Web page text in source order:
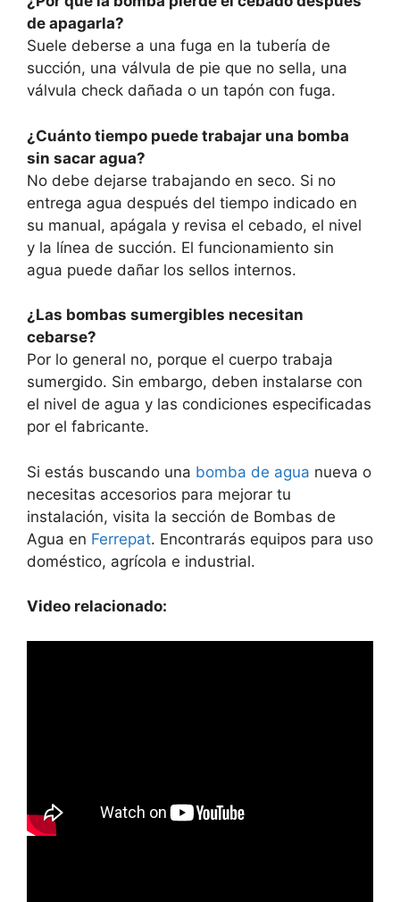
de apagarla?
Suele deberse a una fuga en la tubería de
succión, una válvula de pie que no sella, una
válvula check dañada o un tapón con fuga.
¿Cuánto tiempo puede trabajar una bomba
sin sacar agua?
No debe dejarse trabajando en seco. Si no
entrega agua después del tiempo indicado en
su manual, apágala y revisa el cebado, el nivel
y la línea de succión. El funcionamiento sin
agua puede dañar los sellos internos.
¿Las bombas sumergibles necesitan
cebarse?
Por lo general no, porque el cuerpo trabaja
sumergido. Sin embargo, deben instalarse con
el nivel de agua y las condiciones especificadas
por el fabricante.
Si estás buscando una bomba de agua nueva o
necesitas accesorios para mejorar tu
instalación, visita la sección de Bombas de
Agua en Ferrepat. Encontrarás equipos para uso
doméstico, agrícola e industrial.
Video relacionado: